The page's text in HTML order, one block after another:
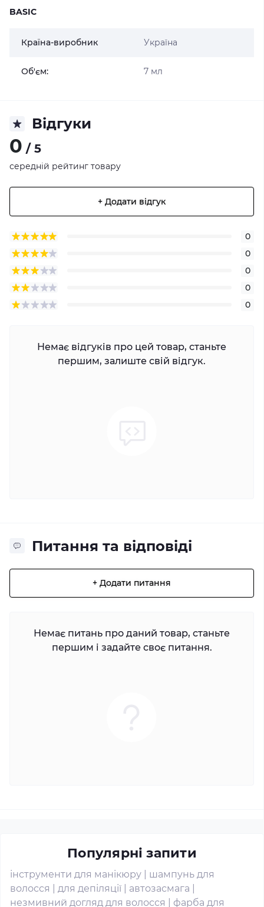
BASIC
Країна-виробник Україна
Об'єм: 7 мл
Відгуки
0 / 5
середній рейтинг товару
+ Додати відгук
0
0
0
0
0
Немає відгуків про цей товар, станьте
першим, залиште свій відгук.
Питання та відповіді
+ Додати питання
Немає питань про даний товар, станьте
першим і задайте своє питання.
Популярні запити
інструменти для манікюру
шампунь для
волосся
для депіляції автозасмага
незмивний догляд для волосся
фарба для